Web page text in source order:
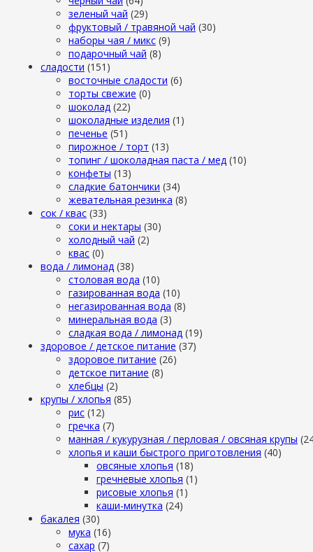
зеленый чай (29)
фруктовый / травяной чай (30)
наборы чая / микс (9)
подарочный чай (8)
сладости (151)
восточные сладости (6)
торты свежие (0)
шоколад (22)
шоколадные изделия (1)
печенье (51)
пирожное / торт (13)
топинг / шоколадная паста / мед (10)
конфеты (13)
сладкие батончики (34)
жевательная резинка (8)
сок / квас (33)
соки и нектары (30)
холодный чай (2)
квас (0)
вода / лимонад (38)
столовая вода (10)
газированная вода (10)
негазированная вода (8)
минеральная вода (3)
сладкая вода / лимонад (19)
здоровое / детское питание (37)
здоровое питание (26)
детское питание (8)
хлебцы (2)
крупы / хлопья (85)
рис (12)
гречка (7)
манная / кукурузная / перловая / овсяная крупы
хлопья и каши быстрого приготовления (40)
овсяные хлопья (18)
гречневые хлопья (1)
рисовые хлопья (1)
каши-минутка (24)
бакалея (30)
мука (16)
сахар (7)